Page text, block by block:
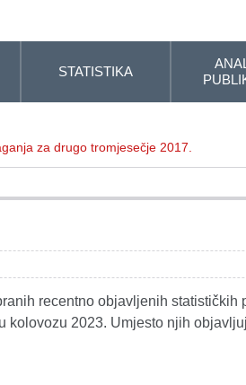
STATISTIKA
za drugo tromjesečje 2017.
recentno objavljenih statističkih
kolovozu 2023. Umjesto njih